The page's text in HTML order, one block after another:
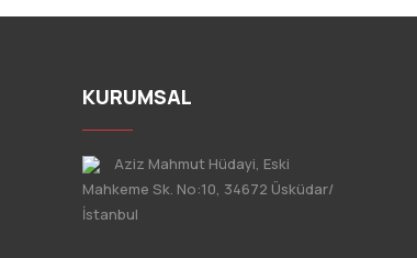
KURUMSAL
Aziz Mahmut Hüdayi, Eski
Mahkeme Sk. No:10, 34672 Üsküdar/
İstanbul